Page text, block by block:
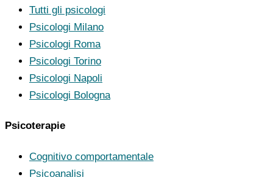
Tutti gli psicologi
Psicologi Milano
Psicologi Roma
Psicologi Torino
Psicologi Napoli
Psicologi Bologna
Psicoterapie
Cognitivo comportamentale
Psicoanalisi